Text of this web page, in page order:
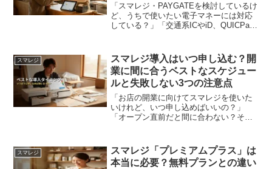
「スマレジ・PAYGATEを検討しているけ
ど、うちで使いたい電子マネーには対応
している？」「交通系ICやiD、QUICPay
でなく、サクッと支払える電子マネーへ
の対応は...
スマレジ
スマレジ導入はいつ申し込む？開
業に間に合うベストなスケジュー
ルと失敗しない3つの注意点
「お店の開業に向けてスマレジを使いた
いけれど、いつ申し込めばいいの？」
「オープン直前だと間に合わない？それ
決済端末の手配をいつ進めるべきか迷う
オーナーは非常に多いです。...
スマレジ
スマレジ「プレミアムプラス」は
本当に必要？無料プランとの違い